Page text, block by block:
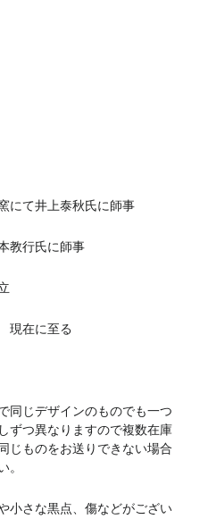
にて井上泰秋氏に師事
教行氏に師事
在に至る
同じデザインのものでも一つ
ずつ異なりますので複数在庫
じものをお送りできない場合
小さな黒点、傷などがござい